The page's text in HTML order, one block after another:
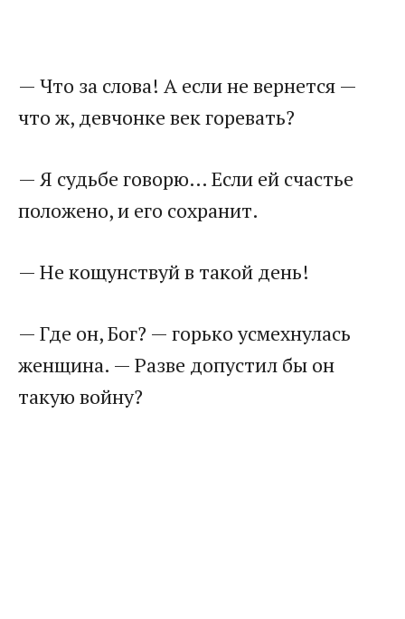
— Что за слова! А если не вернется —
что ж, девчонке век горевать?
— Я судьбе говорю… Если ей счастье
положено, и его сохранит.
— Не кощунствуй в такой день!
— Где он, Бог? — горько усмехнулась
женщина. — Разве допустил бы он
такую войну?